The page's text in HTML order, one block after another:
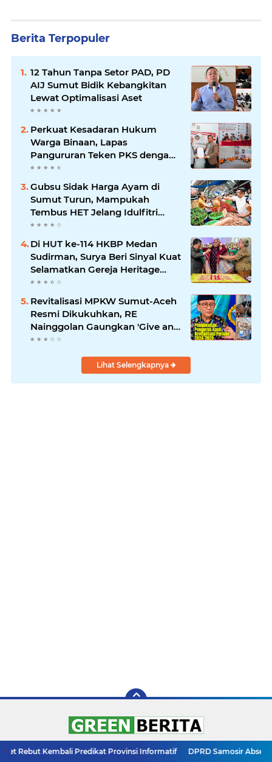
Berita Terpopuler
12 Tahun Tanpa Setor PAD, PD
AIJ Sumut Bidik Kebangkitan
Lewat Optimalisasi Aset
Perkuat Kesadaran Hukum
Warga Binaan, Lapas
Pangururan Teken PKS dengan
LBH Robert Imbang Tamba
Gubsu Sidak Harga Ayam di
Sumut Turun, Mampukah
Tembus HET Jelang Idulfitri
2026?
Di HUT ke-114 HKBP Medan
Sudirman, Surya Beri Sinyal Kuat
Selamatkan Gereja Heritage
Bersejarah
Revitalisasi MPKW Sumut-Aceh
Resmi Dikukuhkan, RE
Nainggolan Gaungkan 'Give and
Take'
Lihat Selengkapnya
Predikat Provinsi Informatif DPRD Samosir Absen di